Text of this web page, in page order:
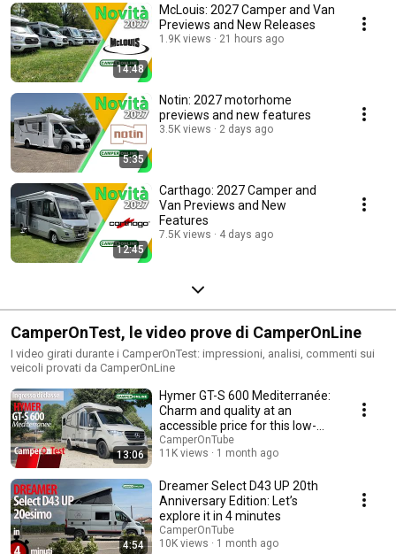
14:48
McLouis: 2027 Camper and Van
Previews and New Releases
1.9K views 21 hours ago
5:35
Notin: 2027 motorhome
previews and new features
3.5K views 2 days ago
12:45
Carthago: 2027 Camper and
Van Previews and New
Features
7.5K views 4 days ago
CamperOnTest, le video prove di CamperOnLine
I video girati durante i CamperOnTest: impressioni, analisi, commenti sui
veicoli provati da CamperOnLine
13:06
Hymer GT-S 600 Mediterranée:
Charm and quality at an
accessible price for this low-
profile motorhome
CamperOnTube
11K views
1 month ago
4:54
Dreamer Select D43 UP 20th
Anniversary Edition: Let’s
explore it in 4 minutes
CamperOnTube
10K views
1 month ago